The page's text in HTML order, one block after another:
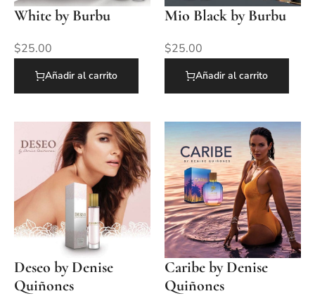
White by Burbu
$25.00
Añadir al carrito
Mio Black by Burbu
$25.00
Añadir al carrito
Deseo by Denise
Quiñones
Caribe by Denise
Quiñones